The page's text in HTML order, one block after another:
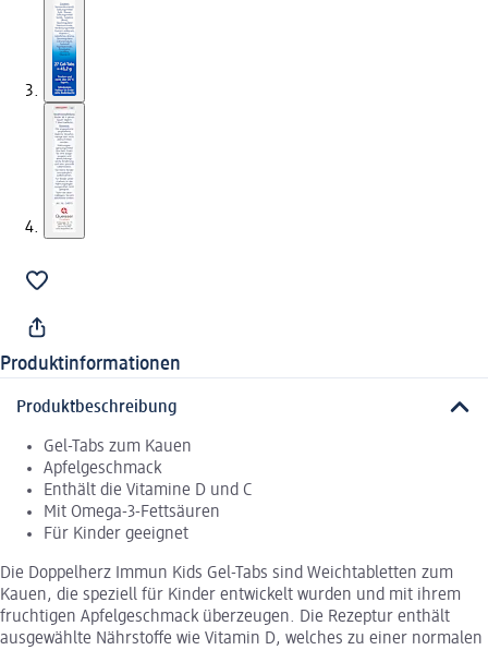
Produktinformationen
Produktbeschreibung
Gel-Tabs zum Kauen
Apfelgeschmack
Enthält die Vitamine D und C
Mit Omega-3-Fettsäuren
Für Kinder geeignet
Die Doppelherz Immun Kids Gel-Tabs sind Weichtabletten zum
Kauen, die speziell für Kinder entwickelt wurden und mit ihrem
fruchtigen Apfelgeschmack überzeugen. Die Rezeptur enthält
ausgewählte Nährstoffe wie Vitamin D, welches zu einer normalen